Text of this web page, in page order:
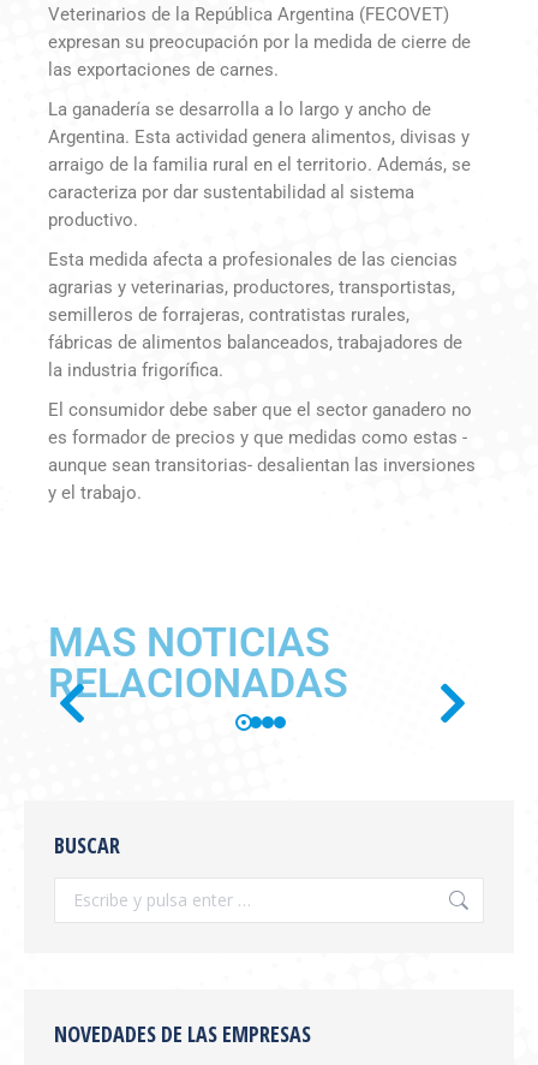
Veterinarios de la República Argentina (FECOVET)
expresan su preocupación por la medida de cierre de
las exportaciones de carnes.
La ganadería se desarrolla a lo largo y ancho de
Argentina. Esta actividad genera alimentos, divisas y
arraigo de la familia rural en el territorio. Además, se
caracteriza por dar sustentabilidad al sistema
productivo.
Esta medida afecta a profesionales de las ciencias
agrarias y veterinarias, productores, transportistas,
semilleros de forrajeras, contratistas rurales,
fábricas de alimentos balanceados, trabajadores de
la industria frigorífica.
El consumidor debe saber que el sector ganadero no
es formador de precios y que medidas como estas -
aunque sean transitorias- desalientan las inversiones
y el trabajo.
MAS NOTICIAS
RELACIONADAS
OFICIAL LA RESOLUCIÓN
SENASA 654/2026
Información General
Electrónica y Sistema de Trazabilidad El
BUSCAR
NOVEDADES DE LAS EMPRESAS